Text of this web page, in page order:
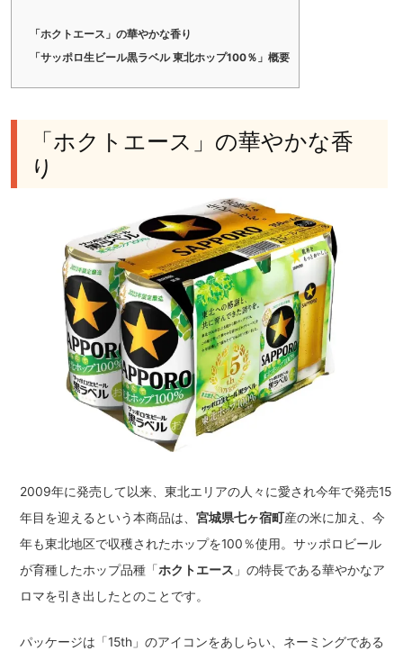
「ホクトエース」の華やかな香り
「サッポロ生ビール黒ラベル 東北ホップ100％」概要
「ホクトエース」の華やかな香
り
2009年に発売して以来、東北エリアの人々に愛され今年で発売15
年目を迎えるという本商品は、 宮城県七ヶ宿町産の米に加え、今
年も東北地区で収穫されたホップを100％使用。サッポロビール
が育種したホップ品種「ホクトエース 」の特長である華やかなア
ロマを引き出したとのことです。
パッケージは「15th」のアイコンをあしらい、ネーミングである